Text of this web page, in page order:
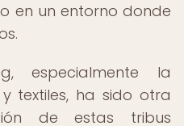
en un entorno donde
especialmente la
textiles, ha sido otra
de estas tribus